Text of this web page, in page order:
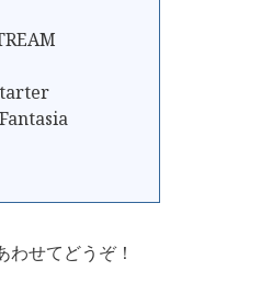
わせてどうぞ！